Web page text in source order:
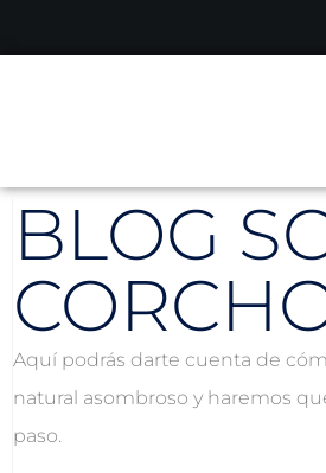
BLOG
Aquí podrás darte cuenta de
natural asombroso y haremos
paso.